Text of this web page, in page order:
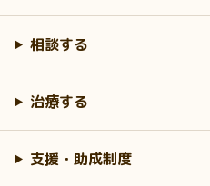
相談する
治療する
支援・助成制度